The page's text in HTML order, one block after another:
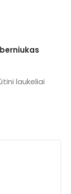
laukeliai